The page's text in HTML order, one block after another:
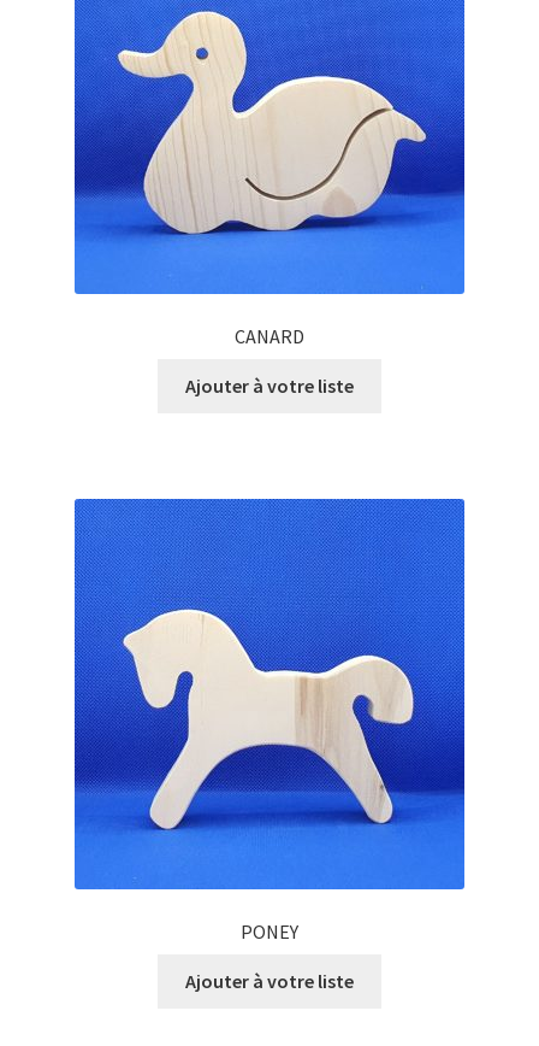
CANARD
Ajouter à votre liste
PONEY
Ajouter à votre liste